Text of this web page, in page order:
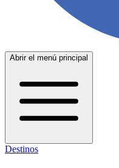
Abrir el menú principal
Destinos